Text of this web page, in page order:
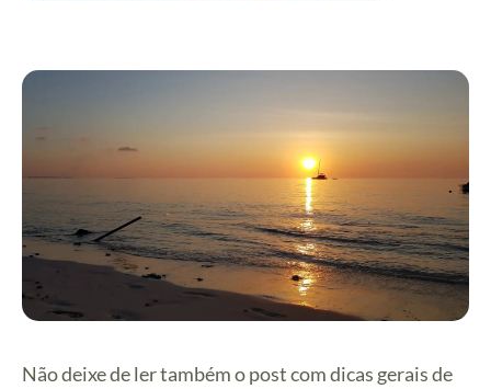
Não deixe de ler também o post com dicas gerais de